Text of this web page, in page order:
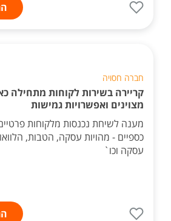
חברה חסויה
קריירה בשירות לקוחות מתחילה
מצוינים ואפשרויות גמישות
מענה לשיחת נכנסות מלקוחות
כספיים - מהויות עסקה, הטבות,
עסקה וכו`